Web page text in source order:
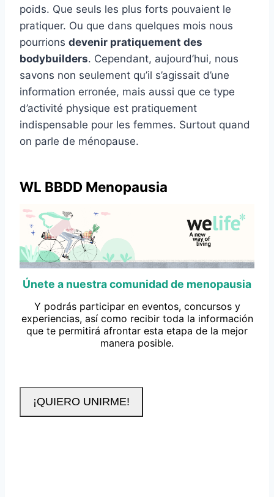
poids. Que seuls les plus forts pouvaient le
pratiquer. Ou que dans quelques mois nous
pourrions devenir pratiquement des
bodybuilders. Cependant, aujourd’hui, nous
savons non seulement qu’il s’agissait d’une
information erronée, mais aussi que ce type
d’activité physique est pratiquement
indispensable pour les femmes. Surtout quand
on parle de ménopause.